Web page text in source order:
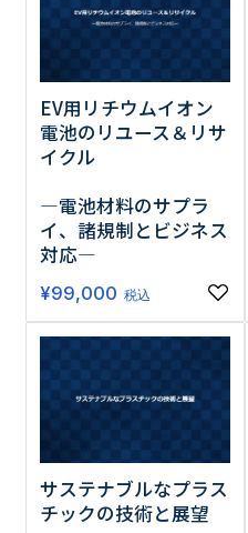
EV用リチウムイオン
電池のリユース＆リサ
イクル
―電池材料のサプラ
イ、諸規制とビジネス
対応―
¥99,000 税込
サステナブルなプラス
チックの技術と展望